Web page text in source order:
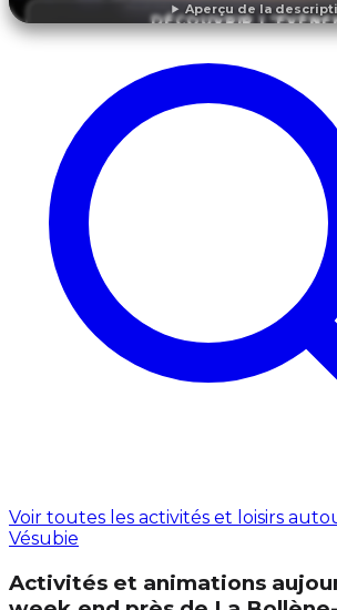
Aperçu de la
DÉCOUVRIR
Voir toutes les activités et loisirs
Vésubie
Activités et animations